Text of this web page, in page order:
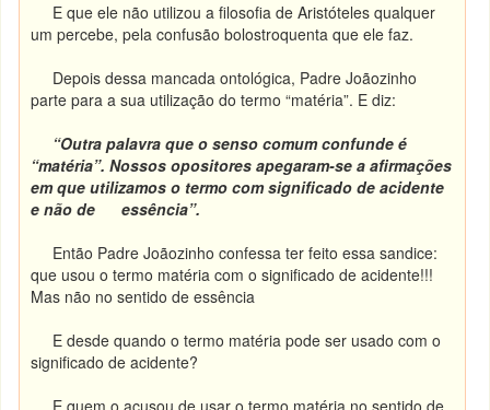
E que ele não utilizou a filosofia de Aristóteles qualquer
um percebe, pela confusão bolostroquenta que ele faz.
Depois dessa mancada ontológica, Padre Joãozinho
parte para a sua utilização do termo “matéria”. E diz:
“Outra palavra que o senso comum confunde é
“matéria”. Nossos opositores apegaram-se a afirmações
em que utilizamos o termo com significado de acidente
e não de essência”.
Então Padre Joãozinho confessa ter feito essa sandice:
que usou o termo matéria com o significado de acidente!!!
Mas não no sentido de essência
E desde quando o termo matéria pode ser usado com o
significado de acidente?
E quem o acusou de usar o termo matéria no sentido de